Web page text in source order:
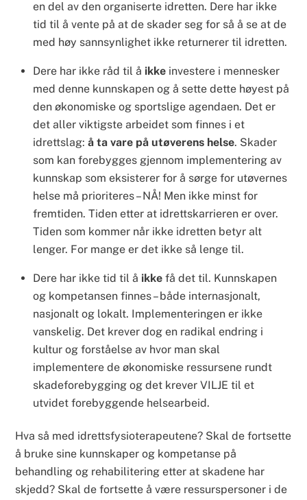
en del av den organiserte idretten. Dere har ikke
tid til å vente på at de skader seg for så å se at de
med høy sannsynlighet ikke returnerer til idretten.
Dere har ikke råd til å ikke investere i mennesker
med denne kunnskapen og å sette dette høyest på
den økonomiske og sportslige agendaen. Det er
det aller viktigste arbeidet som finnes i et
idrettslag: å ta vare på utøverens helse. Skader
som kan forebygges gjennom implementering av
kunnskap som eksisterer for å sørge for utøvernes
helse må prioriteres – NÅ! Men ikke minst for
fremtiden. Tiden etter at idrettskarrieren er over.
Tiden som kommer når ikke idretten betyr alt
lenger. For mange er det ikke så lenge til.
Dere har ikke tid til å ikke få det til. Kunnskapen
og kompetansen finnes – både internasjonalt,
nasjonalt og lokalt. Implementeringen er ikke
vanskelig. Det krever dog en radikal endring i
kultur og forståelse av hvor man skal
implementere de økonomiske ressursene rundt
skadeforebygging og det krever VILJE til et
utvidet forebyggende helsearbeid.
Hva så med idrettsfysioterapeutene? Skal de fortsette
å bruke sine kunnskaper og kompetanse på
behandling og rehabilitering etter at skadene har
skjedd? Skal de fortsette å være ressurspersoner i de